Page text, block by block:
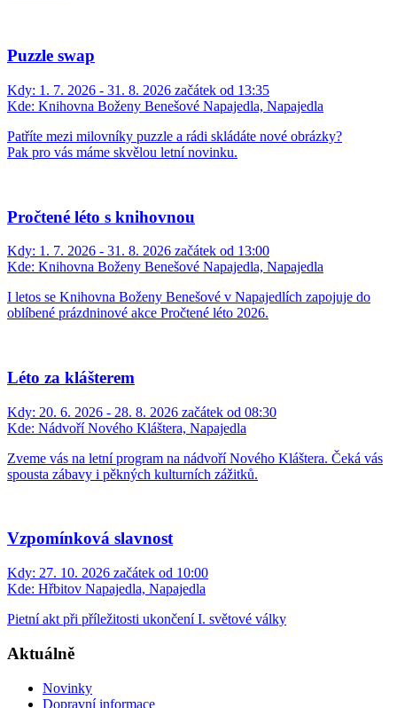
Puzzle swap
Kdy: 1. 7. 2026 - 31. 8. 2026 začátek od 13:35
Kde: Knihovna Boženy Benešové Napajedla, Napajedla
Patříte mezi milovníky puzzle a rádi skládáte nové obrázky?
Pak pro vás máme skvělou letní novinku.
Pročtené léto s knihovnou
Kdy: 1. 7. 2026 - 31. 8. 2026 začátek od 13:00
Kde: Knihovna Boženy Benešové Napajedla, Napajedla
I letos se Knihovna Boženy Benešové v Napajedlích zapojuje do
oblíbené prázdninové akce Pročtené léto 2026.
Léto za klášterem
Kdy: 20. 6. 2026 - 28. 8. 2026 začátek od 08:30
Kde: Nádvoří Nového Kláštera, Napajedla
Zveme vás na letní program na nádvoří Nového Kláštera. Čeká vás
spousta zábavy i pěkných kulturních zážitků.
Vzpomínková slavnost
Kdy: 27. 10. 2026 začátek od 10:00
Kde: Hřbitov Napajedla, Napajedla
Pietní akt při příležitosti ukončení I. světové války
Aktuálně
Novinky
Dopravní informace